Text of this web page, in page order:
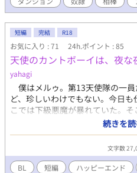
が超絶タイプな樹は、思わせぶり
んだん翻弄されていく…… みたい
の世界をかっこよく切り抜けな
ていきたい(初心表明) R15くら
つけます。 2023 8/27 BL4位あ
結しました！ 二章も続けて連載
「新婚約者は苦手な狼獣人！？
に、溺愛してきて絆されそうで
同時連載中です。 対抗戦付近の
す！ エイダンとセルジュのスピ
ツンデレ猫獣人を可愛がりたく
いします。 11/27 スピンオフ完
み、番外編を投稿中！ 2024/2/11
2024/2/13書籍発行となりました
短編 完結 R18
お気に入り : 71 24h.ポイント : 85
天使のカントボーイは、夜
yahagi
僕はメルゥ。第13天使隊の一
ど、珍しいわけでもない。今日
こでは下級悪魔が暴れていた。
が踏み込む。一撃で屠った男は
と名乗った。それから何度も遭
さんに恋をする。ある日、下級
ラプラスさんはセックスする。
ンライトノベルズさんにも公開し
続きを
文字数
BL 短編 ハッピーエンド